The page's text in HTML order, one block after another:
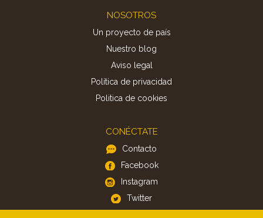
NOSOTROS
Un proyecto de país
Nuestro blog
Aviso legal
Política de privacidad
Politica de cookies
CONÉCTATE
Contacto
Facebook
Instagram
Twitter